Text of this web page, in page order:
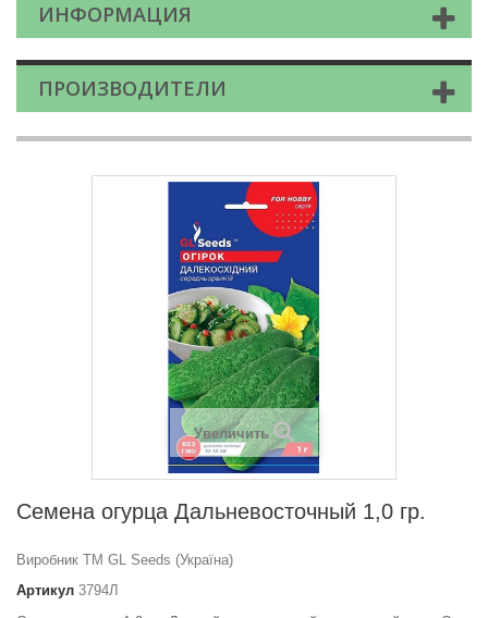
ИНФОРМАЦИЯ
ПРОИЗВОДИТЕЛИ
Увеличить
Семена огурца Дальневосточный 1,0 гр.
Виробник ТМ GL Seeds (Україна)
Артикул 3794Л